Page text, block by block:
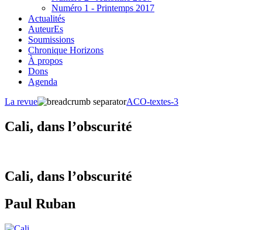
Numéro 1 - Printemps 2017
Actualités
AuteurEs
Soumissions
Chronique Horizons
À propos
Dons
Agenda
La revue
ACO-textes-3
Cali, dans l’obscurité
Cali, dans l’obscurité
Paul Ruban